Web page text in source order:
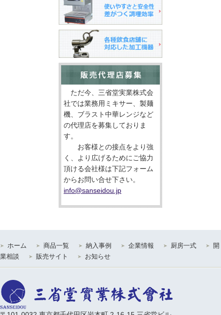
ただ今、三省堂実業株式会
社では業務用ミキサー、製麺
機、ブラスト中華レンジなど
の代理店を募集しておりま
す。
お客様との接点をより強
く、より広げるためにご協力
頂ける会社様は下記フォーム
からお問い合せ下さい。
info@sanseidou.jp
ホーム 商品一覧 納入事例 企業情報 厨房一式
開
業相談
販売サイト お知らせ